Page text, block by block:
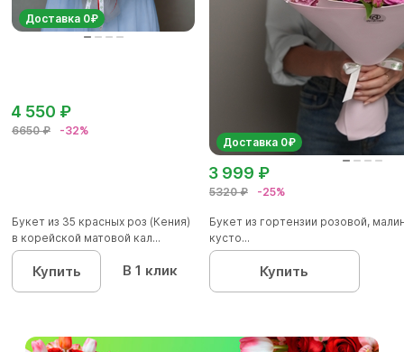
Доставка 0₽
6650 ₽ -32%
4 550 ₽
Букет из 35 красных роз (Кения)
в корейской матовой кал...
Купить В 1 клик
Доставка 0₽
5320 ₽ -25%
3 999 ₽
Букет из гортензии розовой,
кусто...
Купить